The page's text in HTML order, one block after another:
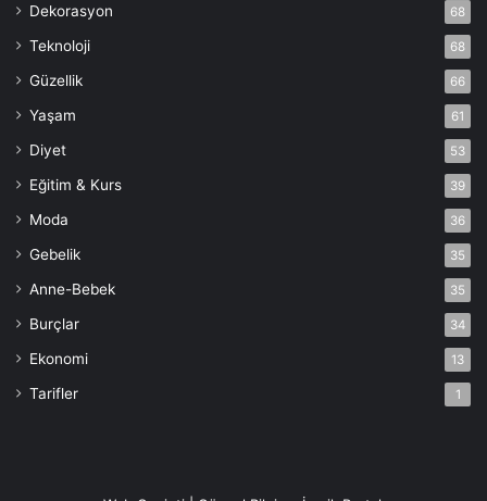
Dekorasyon 68
Teknoloji 68
Güzellik 66
Yaşam 61
Diyet 53
Eğitim & Kurs 39
Moda 36
Gebelik 35
Anne-Bebek 35
Burçlar 34
Ekonomi 13
Tarifler 1